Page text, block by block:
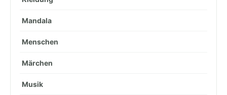
Mandala
Menschen
Märchen
Musik